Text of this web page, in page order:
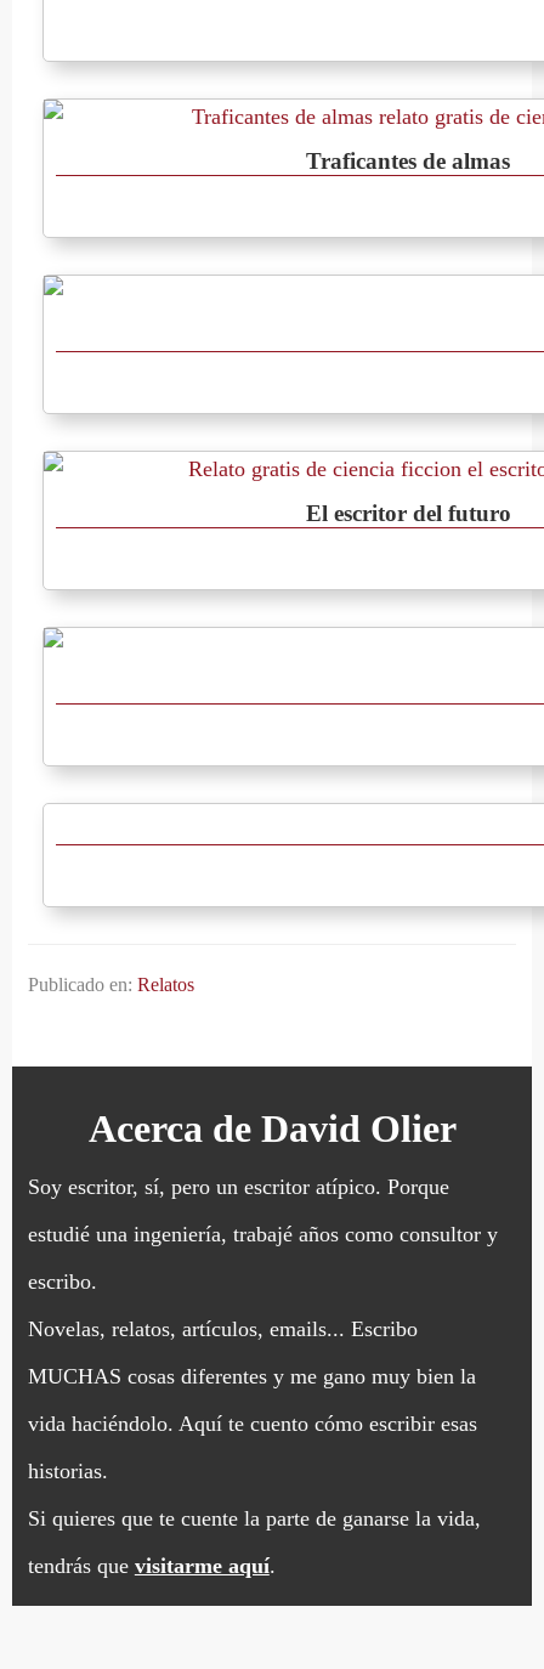
Traficantes de almas
El escritor del futuro
Publicado en:Relatos
Acerca de David Olier
Soy escritor, sí, pero un escritor atípico. Porque
estudié una ingeniería, trabajé años como consultor y
escribo.
Novelas, relatos, artículos, emails... Escribo
MUCHAS cosas diferentes y me gano muy bien la
vida haciéndolo. Aquí te cuento cómo escribir esas
historias.
Si quieres que te cuente la parte de ganarse la vida,
tendrás que visitarme aquí.